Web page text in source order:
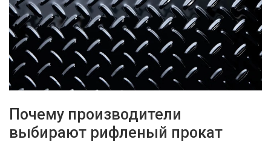
Почему производители
выбирают рифленый прокат